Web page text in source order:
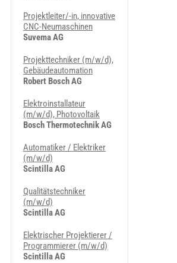
Projektleiter/-in, innovative
CNC-Neumaschinen
Suvema AG
Projekttechniker (m/w/d),
Gebäudeautomation
Robert Bosch AG
Elektroinstallateur
(m/w/d), Photovoltaik
Bosch Thermotechnik AG
Automatiker / Elektriker
(m/w/d)
Scintilla AG
Qualitätstechniker
(m/w/d)
Scintilla AG
Elektrischer Projektierer /
Programmierer (m/w/d)
Scintilla AG